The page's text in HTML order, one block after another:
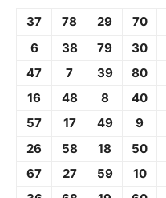
37 78 29 70
6
38 79 30
47
7 39 80
16
48 8 40
57
17 49 9
26
58 18 50
67
27 59 10